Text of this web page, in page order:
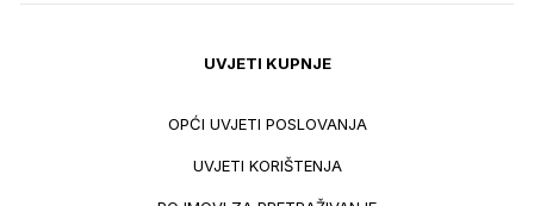
UVJETI KUPNJE
OPĆI UVJETI POSLOVANJA
UVJETI KORIŠTENJA